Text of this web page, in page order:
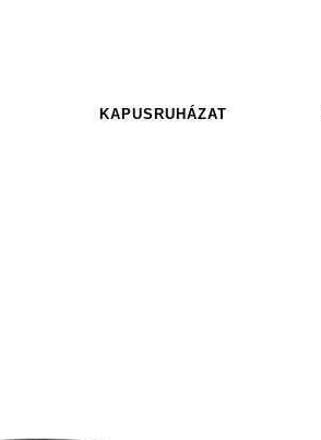
KAPUSRUHÁZAT